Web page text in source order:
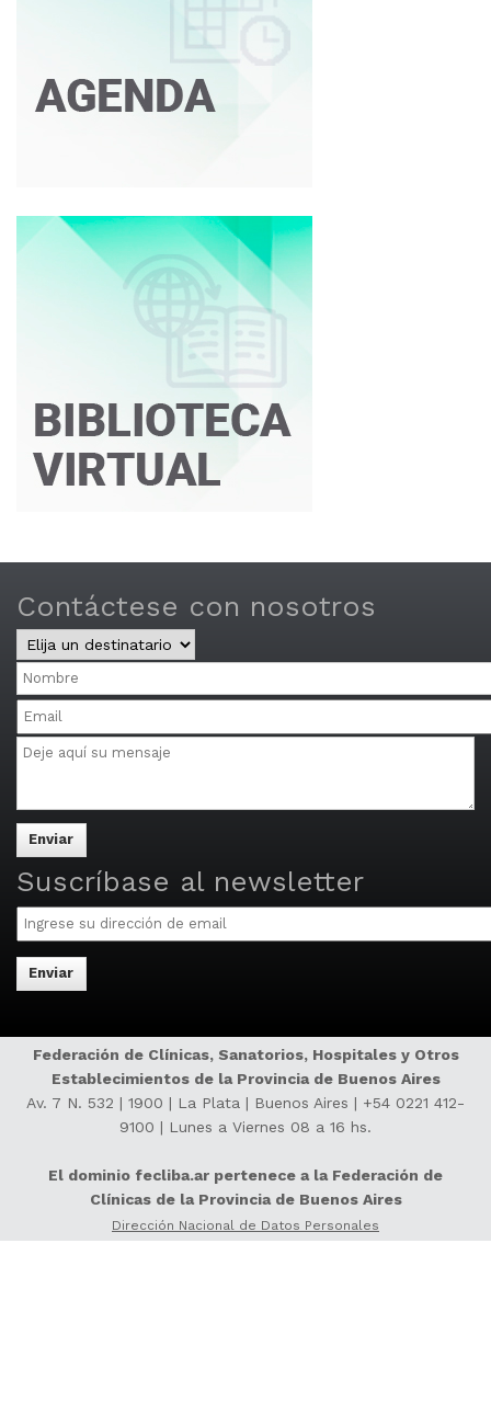
Contáctese con nosotros
Central
y
Distritos
Nombre
Email
Multiple
may
be
separated
by
commas.
Mensaje
Suscríbase al newsletter
Email
Federación de Clínicas, Sanatorios, Hospitales y Otros
Establecimientos de la Provincia de Buenos Aires
Av. 7 N. 532 | 1900 | La Plata | Buenos Aires | +54 0221 412-
9100 | Lunes a Viernes 08 a 16 hs.
El dominio fecliba.ar pertenece a la Federación de
Clínicas de la Provincia de Buenos Aires
Dirección Nacional de Datos Personales